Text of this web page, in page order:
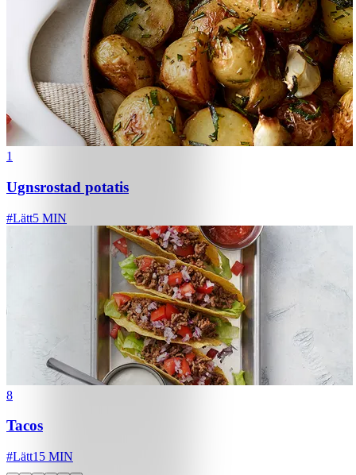
1
Ugnsrostad potatis
#Lätt5 MIN
8
Tacos
#Lätt15 MIN